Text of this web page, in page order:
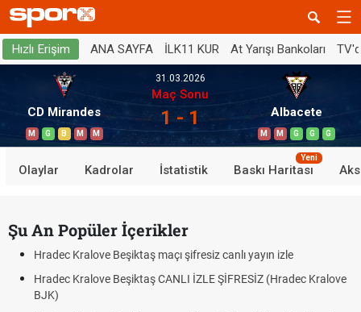
Hızlı Erişim ANA SAYFA İLK11 KUR At Yarışı Bankoları
CD Mirandes
M G B M M
31.03.2026
Maç Sonu
1 - 1 Albacete
M M G G G
Olaylar Kadrolar İstatistik Baskı Haritası
Yeni
Şu An Popüler İçerikler
Hradec Kralove Beşiktaş maçı şifresiz canlı yayın izle
Hradec Kralove Beşiktaş CANLI İZLE ŞİFRESİZ (Hradec Kralove
BJK)